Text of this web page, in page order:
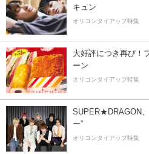
キュン
オリコンタイアップ特集
大好評につき再び！
ーン
オリコンタイアップ特集
SUPER★DRAGON
ー”
オリコンタイアップ特集